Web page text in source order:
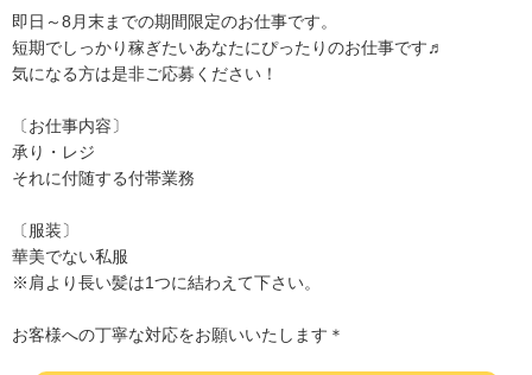
即日～8月末までの期間限定のお仕事です。
短期でしっかり稼ぎたいあなたにぴったりのお仕事です♬
気になる方は是非ご応募ください！
〔お仕事内容〕
承り・レジ
それに付随する付帯業務
〔服装〕
華美でない私服
※肩より長い髪は1つに結わえて下さい。
お客様への丁寧な対応をお願いいたします＊